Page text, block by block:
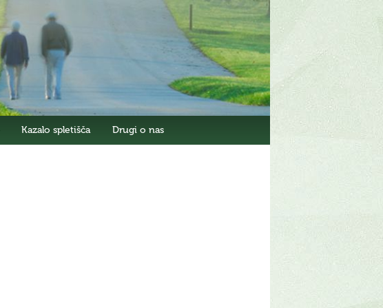
Kazalo spletišča Drugi o nas